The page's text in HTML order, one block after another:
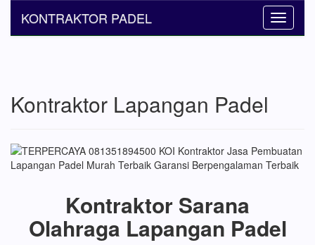
Toggle
KONTRAKTOR PADEL
Kontraktor Lapangan Padel
Kontraktor Sarana
Olahraga Lapangan Padel